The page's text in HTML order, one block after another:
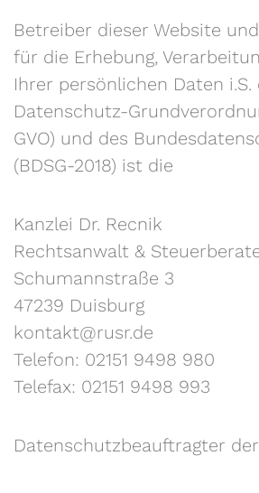
Betreiber dieser Website
für die Erhebung,
Ihrer persönlichen Daten i.S.
Datenschutz-
GVO) und des
(BDSG-2018) ist die
Kanzlei Dr. Recnik
Rechtsanwalt &
Schumannstraße 3
47239 Duisburg
kontakt@rusr.de
Telefon: 02151 9498 980
Telefax: 02151 9498 993
Datenschutzbeauftragter